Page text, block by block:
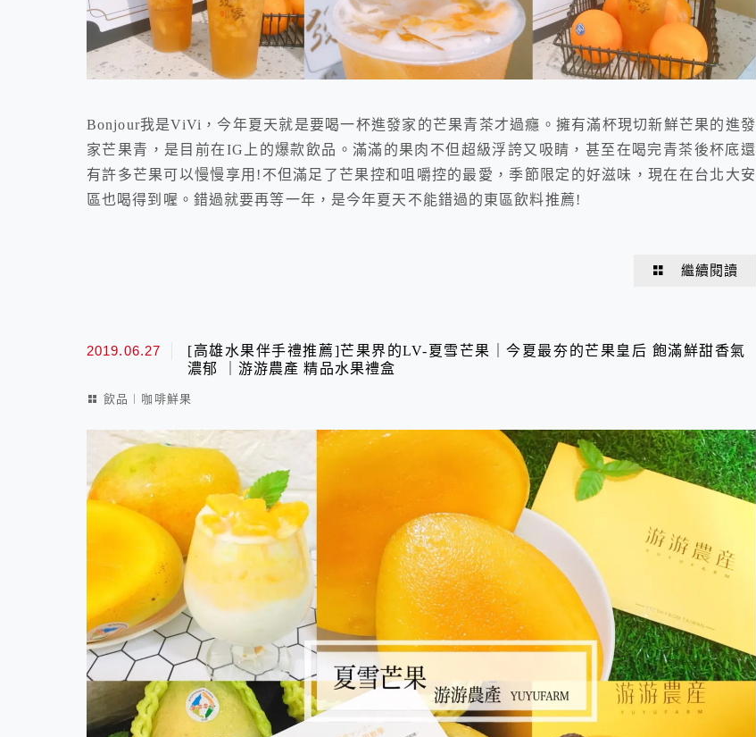
Bonjour我是ViVi，今年夏天就是要喝一杯進發家的芒果青茶才過癮。擁有滿杯現切新鮮芒果的進發
家芒果青，是目前在IG上的爆款飲品。滿滿的果肉不但超級浮誇又吸睛，甚至在喝完青茶後杯底還
有許多芒果可以慢慢享用!不但滿足了芒果控和咀嚼控的最愛，季節限定的好滋味，現在在台北大安
區也喝得到喔。錯過就要再等一年，是今年夏天不能錯過的東區飲料推薦!
繼續閱讀
2019.06.27
[高雄水果伴手禮推薦]芒果界的LV-夏雪芒果｜今夏最夯的芒果皇后 飽滿鮮甜香氣
濃郁 ｜游游農產 精品水果禮盒
飲品︱咖啡鮮果